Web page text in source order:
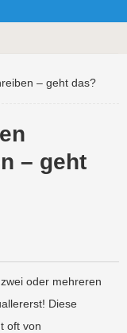
– geht das?
– geht
oder mehreren
Diese
oft von